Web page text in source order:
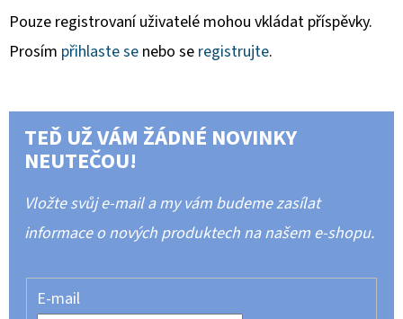
Pouze registrovaní uživatelé mohou vkládat příspěvky.
Prosím přihlaste se nebo se registrujte.
TEĎ UŽ VÁM ŽÁDNÉ NOVINKY
NEUTEČOU!
Vložte svůj e-mail a my vám budeme zasílat
informace o nových produktech na našem e-shopu.
E-mail